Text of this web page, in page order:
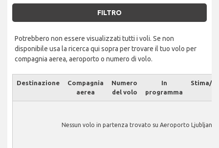
FILTRO
Potrebbero non essere visualizzati tutti i voli. Se non
disponibile usa la ricerca qui sopra per trovare il tuo volo per
compagnia aerea, aeroporto o numero di volo.
Destinazione
Compagnia
aerea
Numero
del volo
In
programma
Stima/
Nessun volo in partenza trovato su Aeroporto Ljubljana.